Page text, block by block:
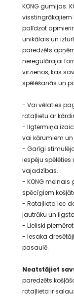
KONG gumijas.
visstingrākajiem
palīdzot
unikālais un
paredzēts
neregulārajai
virzienos, kas
spēlēšanās un
- Vai vēlaties
rotaļlietu ar
- Ilgtermiņa
vai kārumiem
- Garīgi
iespēju
vajadzības.
- KONG melnais
spēcīgiem
- Rotaļlieta lec
jautrāku un
- Lieliski
- Iesaka
pasaulē.
Neatstājiet
paredzēts
rotaļlieta ir